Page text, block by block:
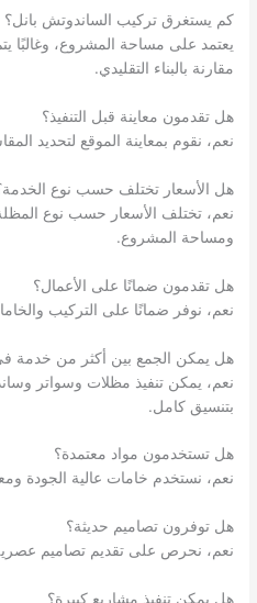
كم يستغرق تركيب الساندوتش بانل؟
يعتمد على مساحة المشروع، وغالبًا
مقارنة بالبناء التقليدي.
هل تقدمون معاينة قبل التنفيذ؟
نعم، نقوم بمعاينة الموقع لتحديد
هل الأسعار تختلف حسب نوع
نعم، تختلف الأسعار حسب نوع
ومساحة المشروع.
هل تقدمون ضمانًا على الأعمال؟
نعم، نوفر ضمانًا على التركيب
هل يمكن الجمع بين أكثر من خدمة
نعم، يمكن تنفيذ مظلات وسواتر
بتنسيق كامل.
هل تستخدمون مواد معتمدة؟
نعم، نستخدم خامات عالية الجودة
هل توفرون تصاميم حديثة؟
نعم، نحرص على تقديم تصاميم
هل يمكن تنفيذ مشاريع كبيرة؟